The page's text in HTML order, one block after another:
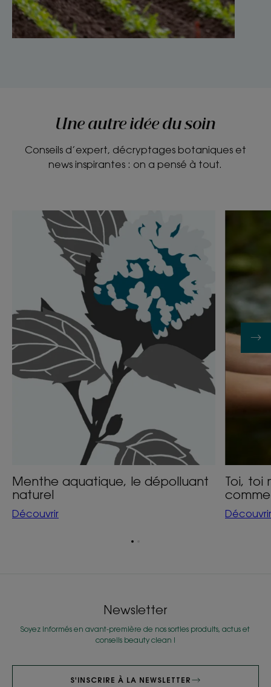
Une autre idée du soin
Conseils d’expert, décryptages botaniques et
news inspirantes : on a pensé à tout.
Découvrir
Menthe
aquatique,
Menthe aquatique, le dépolluant
naturel
Découvrir
tout
eau,
te
Toi, toi
Découvrir
Aller
Newsletter
Soyez informés en avant-première de nos sorties produits, actus et
conseils beauty clean !
S'INSCRIRE À LA NEWSLETTER